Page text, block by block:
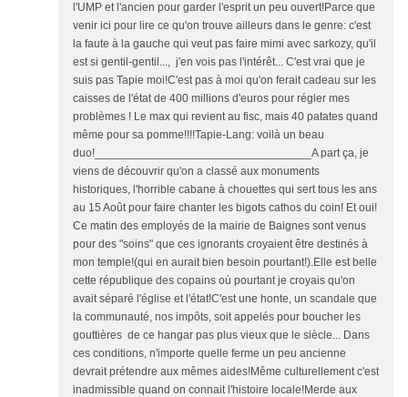
l'UMP et l'ancien pour garder l'esprit un peu ouvert!Parce que
venir ici pour lire ce qu'on trouve ailleurs dans le genre: c'est
la faute à la gauche qui veut pas faire mimi avec sarkozy, qu'il
est si gentil-gentil..., j'en vois pas l'intérêt... C'est vrai que je
suis pas Tapie moi!C'est pas à moi qu'on ferait cadeau sur les
caisses de l'état de 400 millions d'euros pour régler mes
problèmes ! Le max qui revient au fisc, mais 40 patates quand
même pour sa pomme!!!!Tapie-Lang: voilà un beau
duo!__________________________________A part ça, je
viens de découvrir qu'on a classé aux monuments
historiques, l'horrible cabane à chouettes qui sert tous les ans
au 15 Août pour faire chanter les bigots cathos du coin! Et oui!
Ce matin des employés de la mairie de Baignes sont venus
pour des "soins" que ces ignorants croyaient être destinés à
mon temple!(qui en aurait bien besoin pourtant!).Elle est belle
cette république des copains où pourtant je croyais qu'on
avait séparé l'église et l'état!C'est une honte, un scandale que
la communauté, nos impôts, soit appelés pour boucher les
gouttières de ce hangar pas plus vieux que le siècle... Dans
ces conditions, n'importe quelle ferme un peu ancienne
devrait prétendre aux mêmes aides!Même culturellement c'est
inadmissible quand on connait l'histoire locale!Merde aux